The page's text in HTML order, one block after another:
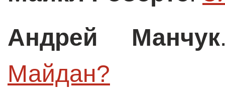
Андрей Манчук
Майдан?